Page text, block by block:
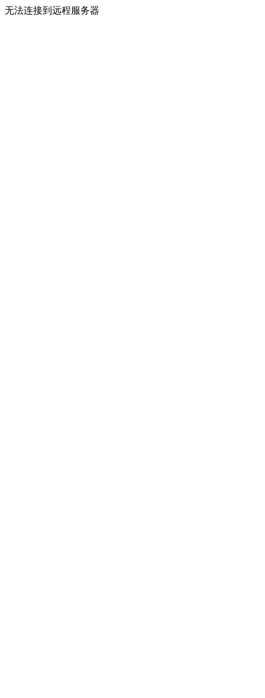
无法连接到远程服务器